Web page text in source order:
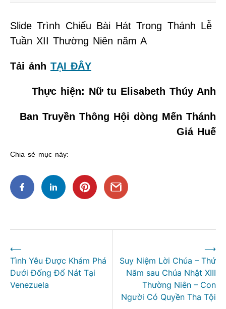
Slide Trình Chiếu Bài Hát Trong Thánh Lễ
Tuần XII Thường Niên năm A
Tải ảnh TẠI ĐÂY
Thực hiện: Nữ tu Elisabeth Thúy Anh
Ban Truyền Thông Hội dòng Mến Thánh
Giá Huế
Chia sẻ mục này:
hướng
bài
viết
⟵
Tình Yêu Được Khám Phá
Dưới Đống Đổ Nát Tại
Venezuela
Suy Niệm Lời Chúa – Thứ
Năm sau Chúa Nhật XIII
Thường Niên – Con
Người Có Quyền Tha Tội
⟶